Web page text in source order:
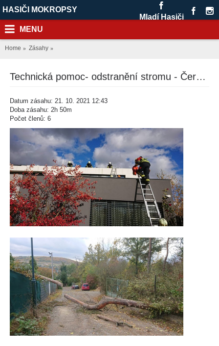
HASIČI MOKROPSY
Mladí Hasiči
MENU
Home Zásahy
Technická pomoc- odstranění stromu - Černošice, Poštovní ulice
Datum zásahu: 21. 10. 2021 12:43
Doba zásahu: 2h 50m
Počet členů: 6